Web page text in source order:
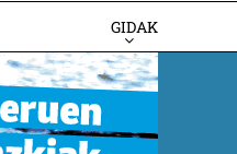
GIDAK